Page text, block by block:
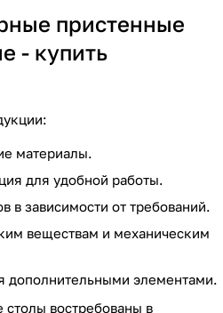
пристенные
- купить
материалы.
для удобной работы.
в зависимости от требований.
веществам и механическим
дополнительными элементами.
востребованы в